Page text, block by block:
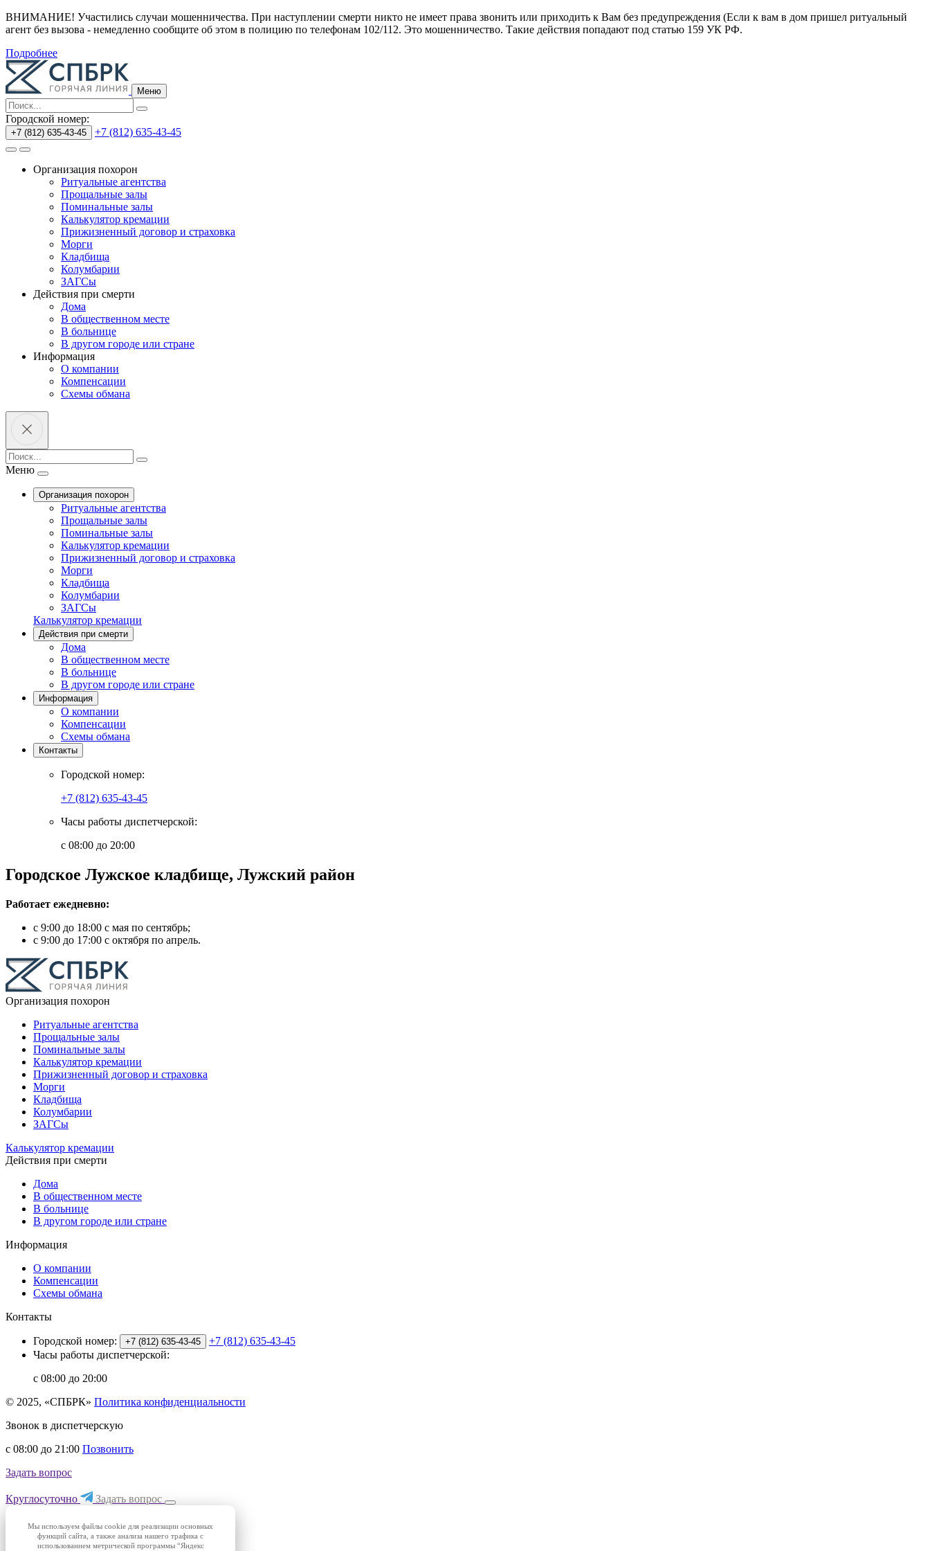
ВНИМАНИЕ! Участились случаи мошенничества. При наступлении смерти никто не имеет права звонить или приходить к Вам без предупреждения (Если к вам в дом пришел ритуальный
агент без вызова - немедленно сообщите об этом в полицию по телефонам 102/112. Это мошенничество. Такие действия попадают под статью 159 УК РФ.
Подробнее
Меню
Городской номер:
+7 (812) 635-43-45 +7 (812) 635-43-45
Организация похорон
Ритуальные агентства
Прощальные залы
Поминальные залы
Калькулятор кремации
Прижизненный договор и страховка
Морги
Кладбища
Колумбарии
ЗАГСы
Действия при смерти
Дома
В общественном месте
В больнице
В другом городе или стране
Информация
О компании
Компенсации
Схемы обмана
Меню
Организация похорон
Ритуальные агентства
Прощальные залы
Поминальные залы
Калькулятор кремации
Прижизненный договор и страховка
Морги
Кладбища
Колумбарии
ЗАГСы
Калькулятор кремации
Действия при смерти
Дома
В общественном месте
В больнице
В другом городе или стране
Информация
О компании
Компенсации
Схемы обмана
Контакты
Городской номер:
+7 (812) 635-43-45
Часы работы диспетчерской:
с 08:00 до 20:00
Городское Лужское кладбище, Лужский район
Работает ежедневно:
с 9:00 до 18:00 с мая по сентябрь;
с 9:00 до 17:00 с октября по апрель.
Организация похорон
Ритуальные агентства
Прощальные залы
Поминальные залы
Калькулятор кремации
Прижизненный договор и страховка
Морги
Кладбища
Колумбарии
ЗАГСы
Калькулятор кремации
Действия при смерти
Дома
В общественном месте
В больнице
В другом городе или стране
Информация
О компании
Компенсации
Схемы обмана
Контакты
Городской номер: +7 (812) 635-43-45
+7 (812) 635-43-45
Часы работы диспетчерской:
с 08:00 до 20:00
© 2025, «СПБРК» Политика конфиденциальности
Звонок в диспетчерскую
с 08:00 до 21:00 Позвонить
Задать вопрос
Круглосуточно Задать вопрос
Мы используем файлы cookie для реализации основных
функций сайта, а также анализа нашего трафика с
использованием метрической программы “Яндекс